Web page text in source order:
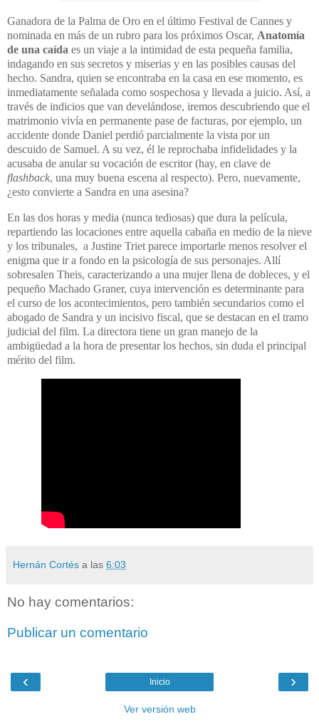
Ganadora de la Palma de Oro en el último Festival de Cannes y
nominada en más de un rubro para los próximos Oscar, Anatomía
de una caída es un viaje a la intimidad de esta pequeña familia,
indagando en sus secretos y miserias y en las posibles causas del
hecho. Sandra, quien se encontraba en la casa en ese momento, es
inmediatamente señalada como sospechosa y llevada a juicio. Así, a
través de indicios que van develándose, iremos descubriendo que el
matrimonio vivía en permanente pase de facturas, por ejemplo, un
accidente donde Daniel perdió parcialmente la vista por un
descuido de Samuel. A su vez, él le reprochaba infidelidades y la
acusaba de anular su vocación de escritor (hay, en clave de
flashback, una muy buena escena al respecto). Pero, nuevamente,
¿esto convierte a Sandra en una asesina?
En las dos horas y media (nunca tediosas) que dura la película,
repartiendo las locaciones entre aquella cabaña en medio de la nieve
y los tribunales, a Justine Triet parece importarle menos resolver el
enigma que ir a fondo en la psicología de sus personajes. Allí
sobresalen Theis, caracterizando a una mujer llena de dobleces, y el
pequeño Machado Graner, cuya intervención es determinante para
el curso de los acontecimientos, pero también secundarios como el
abogado de Sandra y un incisivo fiscal, que se destacan en el tramo
judicial del film. La directora tiene un gran manejo de la
ambigüedad a la hora de presentar los hechos, sin duda el principal
mérito del film.
Hernán Cortés a las 6:03
No hay comentarios:
Publicar un comentario
‹ ›
Inicio
Ver versión web